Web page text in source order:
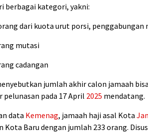
berbagai kategori, yakni:
dari kuota urut porsi, penggabungan
mutasi
cadangan
jumlah akhir calon jamaah
pelunasan pada 17 April 2025 mendatang.
data Kemenag, jamaah haji asal Kota
Kota Baru dengan jumlah 233 orang.